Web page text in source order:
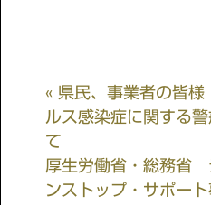
« 県民、事業者の皆
ルス感染症に関する
て
厚生労働省・総務省
ンストップ・サポー